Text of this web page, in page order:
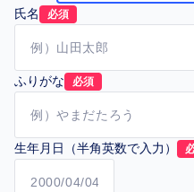
氏名 必須
ふりがな 必須
生年月日（半角英数で入力）